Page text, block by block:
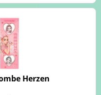
Herzen